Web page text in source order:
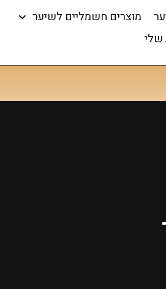
מוצרים חשמליים לשיער